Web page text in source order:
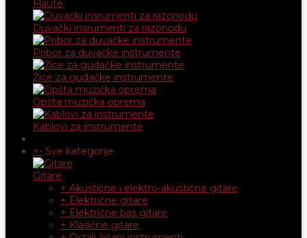
Flaute
Duvački insrumenti za razonodu
Pribor za duvačke instrumente
Žice za gudačke instrumente
Opšta muzička oprema
Kablovi za instrumente
+- Sve kategorije
Gitare
+ Akustične i elektro-akustične gitare
+ Električne gitare
+ Električne bas gitare
+ Klasične gitare